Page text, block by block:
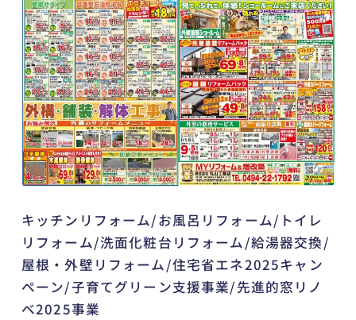
キッチンリフォーム/お風呂リフォーム/トイレ
リフォーム/洗面化粧台リフォーム/給湯器交換/
屋根・外壁リフォーム/住宅省エネ2025キャン
ペーン/子育てグリーン支援事業/先進的窓リノ
ベ2025事業